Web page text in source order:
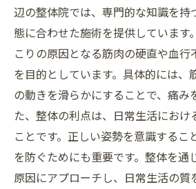
辺の整体院では、専門的な知識を持
態に合わせた施術を提供しています
こりの原因となる筋肉の硬直や血行
を目的としています。具体的には、
の動きを滑らかにすることで、痛み
た、整体の利点は、日常生活におけ
ことです。正しい姿勢を意識するこ
を防ぐためにも重要です。整体を通
原因にアプローチし、日常生活の質